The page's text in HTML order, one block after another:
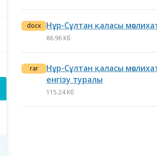
docx Нұр-Сұлтан қаласы
86.96 Кб
rar
Нұр-Сұлтан қаласы
енгізу туралы
115.24 Кб